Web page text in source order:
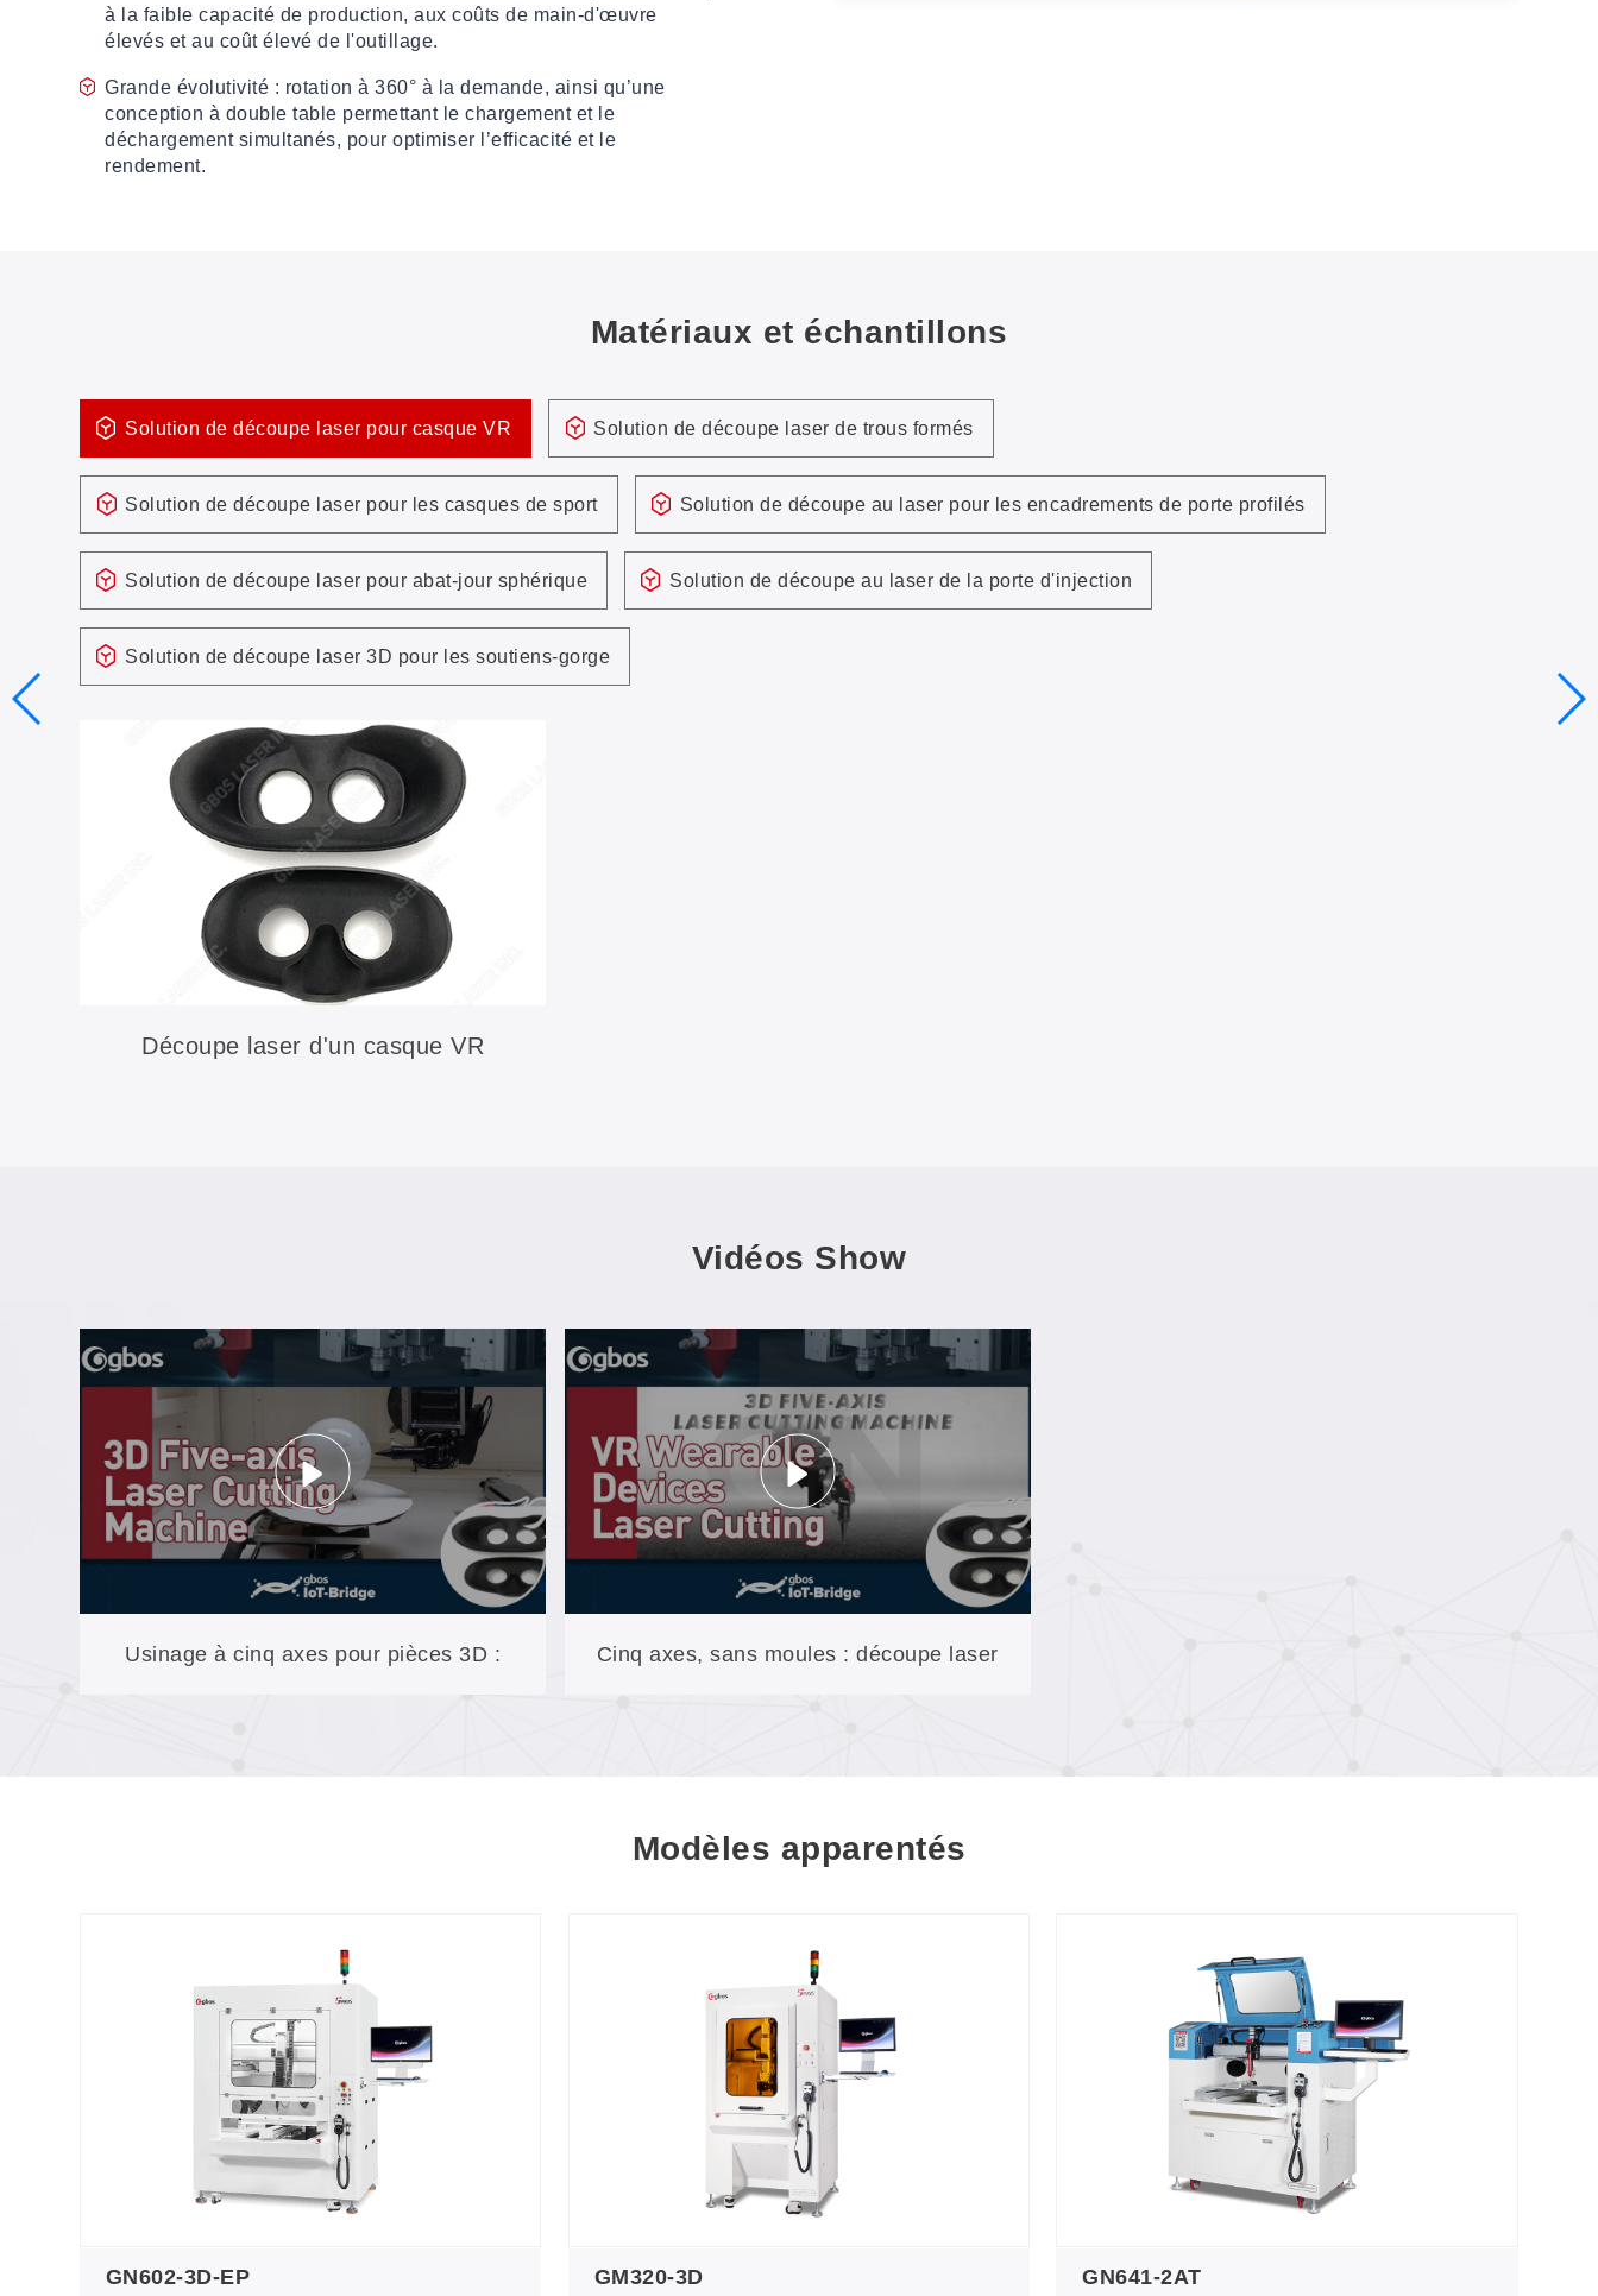
à la faible capacité de production, aux coûts de main-d'œuvre
élevés et au coût élevé de l'outillage.
Grande évolutivité : rotation à 360° à la demande, ainsi qu’une
conception à double table permettant le chargement et le
déchargement simultanés, pour optimiser l’efficacité et le
rendement.
Matériaux et échantillons
Solution de découpe laser pour casque VR Solution de découpe laser de trous formés
Solution de découpe laser pour les casques de sport Solution de découpe au laser pour les encadrements de porte profilés
Solution de découpe laser pour abat-jour sphérique Solution de découpe au laser de la porte d'injection
Solution de découpe laser 3D pour les soutiens-gorge
Découpe laser d'un casque VR
Vidéos Show
Usinage à cinq axes pour pièces 3D : Cinq axes, sans moules : découpe laser
Modèles apparentés
GN602-3D-EP GM320-3D GN641-2AT